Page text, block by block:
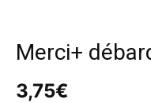
Merci+
3,75€